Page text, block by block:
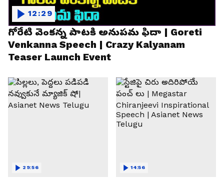
గోరేటి వెంకన్న పాటకి అనుపమ ఫిదా | Goreti
Venkanna Speech | Crazy Kalyanam
Teaser Launch Event
12:29
29:56 14:56